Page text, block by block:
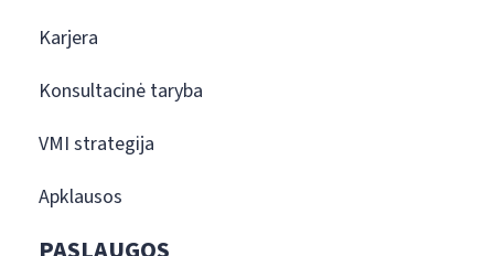
Karjera
Konsultacinė taryba
VMI strategija
Apklausos